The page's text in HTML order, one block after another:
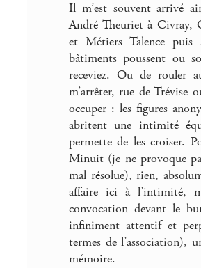
Il m’est souvent arrivé
André-Theuriet à Civray,
et Métiers Talence puis
bâtiments poussent ou
receviez. Ou de rouler
m’arrêter, rue de Trévise
occuper : les figures
abritent une intimité
permette de les croiser.
Minuit (je ne provoque
mal résolue), rien,
affaire ici à l’intimité,
convocation devant le
infiniment attentif et
termes de l’association),
mémoire.